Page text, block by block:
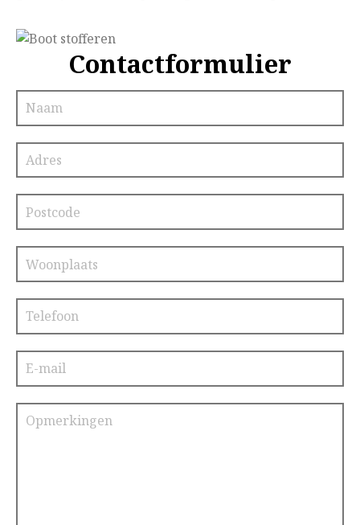
Contactformulier